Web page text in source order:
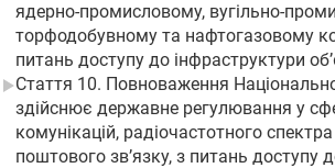
ядерно-промисловому, вугільно-
торфодобувному та нафтогазовому
питань доступу до інфраструктури
Стаття 10. Повноваження
здійснює державне регулювання у
комунікацій, радіочастотного
поштового зв’язку, з питань доступу